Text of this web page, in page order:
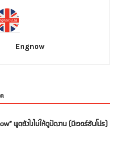
Engnow
พูดยังไงไม่ให้ดูปัดงาน (มีเวอร์ชันโปร)